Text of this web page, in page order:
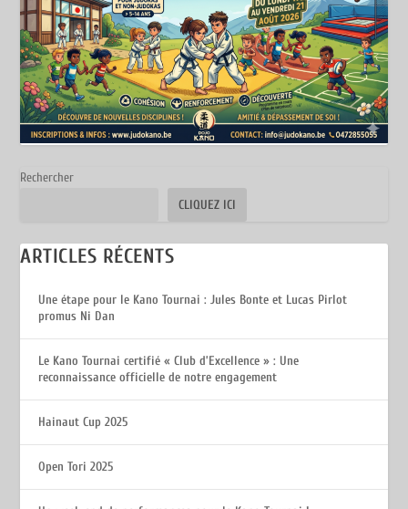
Rechercher
CLIQUEZ ICI
ARTICLES RÉCENTS
Une étape pour le Kano Tournai : Jules Bonte et Lucas Pirlot
promus Ni Dan
Le Kano Tournai certifié « Club d’Excellence » : Une
reconnaissance officielle de notre engagement
Hainaut Cup 2025
Open Tori 2025